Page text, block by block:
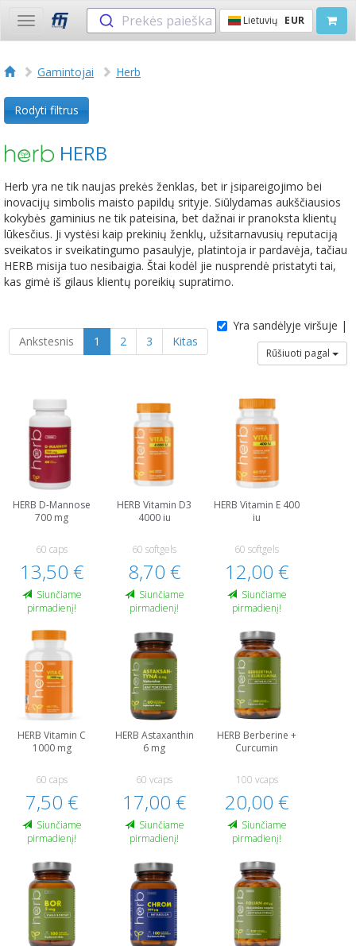
Toggle
navigation
Prekės paieška Lietuvių EUR
Gamintojai Herb
Rodyti filtrus
HERB
Herb yra ne tik naujas prekės ženklas, bet ir įsipareigojimo bei
inovacijų simbolis maisto papildų srityje. Siūlydamas aukščiausios
kokybės gaminius ne tik pateisina, bet dažnai ir pranoksta klientų
lūkesčius. Ji vystėsi kaip prekinių ženklų, užsitarnavusių reputaciją
sveikatos ir sveikatingumo pasaulyje, platintoja ir pardavėja, tačiau
HERB misija tuo nesibaigia. Štai kodėl jie nusprendė pristatyti tai,
kas gimė iš gilaus klientų poreikių supratimo.
Ankstesnis 1 2 3 Kitas
Yra sandėlyje viršuje |
Rūšiuoti pagal
HERB D-Mannose
700 mg
60 caps
13,50 €
Siunčiame
pirmadienį!
HERB Vitamin D3
4000 iu
60 softgels
8,70 €
Siunčiame
pirmadienį!
HERB Vitamin E 400
iu
60 softgels
12,00 €
Siunčiame
pirmadienį!
HERB Vitamin C
1000 mg
60 caps
7,50 €
Siunčiame
pirmadienį!
HERB Astaxanthin
6 mg
60 vcaps
17,00 €
Siunčiame
pirmadienį!
HERB Berberine +
Curcumin
100 vcaps
20,00 €
Siunčiame
pirmadienį!